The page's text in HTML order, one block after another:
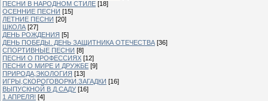
ПЕСНИ В НАРОДНОМ СТИЛЕ [18]
ОСЕННИЕ ПЕСНИ [15]
ЛЕТНИЕ ПЕСНИ [20]
ШКОЛА [27]
ДЕНЬ РОЖДЕНИЯ [5]
ДЕНЬ ПОБЕДЫ. ДЕНЬ ЗАЩИТНИКА ОТЕЧЕСТВА [36]
СПОРТИВНЫЕ ПЕСНИ [8]
ПЕСНИ О ПРОФЕССИЯХ [12]
ПЕСНИ О МИРЕ И ДРУЖБЕ [9]
ПРИРОДА,ЭКОЛОГИЯ [13]
ИГРЫ,СКОРОГОВОРКИ.ЗАГАДКИ [16]
ВЫПУСКНОЙ В Д.САДУ [16]
1 АПРЕЛЯ! [4]